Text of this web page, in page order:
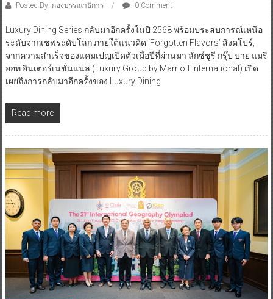
Posted By: กองบรรณาธิการ 0 Comment
Luxury Dining Series กลับมาอีกครั้งในปี 2568 พร้อมประสบการณ์เหนือ
ระดับจากเชฟระดับโลก ภายใต้แนวคิด ‘Forgotten Flavors’ สิงคโปร์,
จากความสำเร็จของแคมเปญเปิดตัวเมื่อปีที่ผ่านมา ลักซ์ชูรี กรุ๊ป บาย แมริ
ออท อินเตอร์เนชั่นแนล (Luxury Group by Marriott International) เปิด
เผยถึงการกลับมาอีกครั้งของ Luxury Dining
Read more